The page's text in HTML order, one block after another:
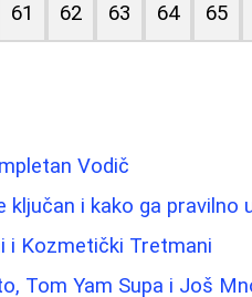
61 62 63 64 65
Vodič
ključan i kako ga pravilno
i Kozmetički Tretmani
Tom Yam Supa i Još